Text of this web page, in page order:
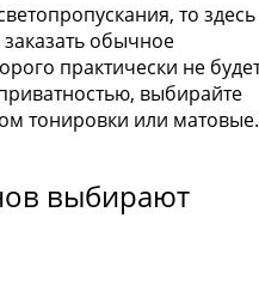
то здесь
обычное
практически не
выбирайте
тонировки или матовые.
выбирают